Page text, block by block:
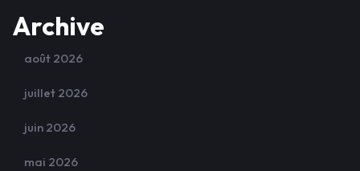
Archive
août 2026
juillet 2026
juin 2026
mai 2026